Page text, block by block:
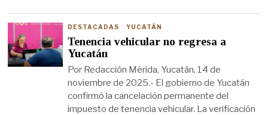
DESTACADAS · YUCATÁN
Tenencia vehicular no regresa a
Yucatán
Por Redacción Mérida, Yucatán, 14 de
noviembre de 2025.- El gobierno de Yucatán
confirmó la cancelación permanente del
impuesto de tenencia vehicular. La verificación